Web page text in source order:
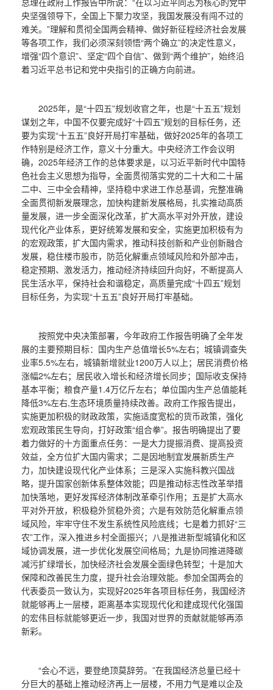
央坚强领导下，全国上下聚力攻坚，我国发展没有闯不过的
难关。”理解和贯彻全国两会精神、做好新征程经济社会发展
等各项工作，我们必须深刻领悟“两个确立”的决定性意义，
增强“四个意识”、坚定“四个自信”、做到“两个维护”，始终沿
着习近平总书记和党中央指引的正确方向前进。
2025年，是“十四五”规划收官之年，也是“十五五”规划
谋划之年，中国不仅要完成好“十四五”规划的目标任务，还
要为实现“十五五”良好开局打牢基础，做好2025年的各项工
作特别是经济工作，意义十分重大。中央经济工作会议明
确，2025年经济工作的总体要求是，以习近平新时代中国特
色社会主义思想为指导，全面贯彻落实党的二十大和二十届
二中、三中全会精神，坚持稳中求进工作总基调，完整准确
全面贯彻新发展理念，加快构建新发展格局，扎实推动高质
量发展，进一步全面深化改革，扩大高水平对外开放，建设
现代化产业体系，更好统筹发展和安全，实施更加积极有为
的宏观政策，扩大国内需求，推动科技创新和产业创新融合
发展，稳住楼市股市，防范化解重点领域风险和外部冲击，
稳定预期、激发活力，推动经济持续回升向好，不断提高人
民生活水平，保持社会和谐稳定，高质量完成“十四五”规划
目标任务，为实现“十五五”良好开局打牢基础。
按照党中央决策部署，今年政府工作报告明确了全年发
展的主要预期目标：国内生产总值增长5%左右；城镇调查失
业率5.5%左右，城镇新增就业1200万人以上；居民消费价格
涨幅2%左右；居民收入增长和经济增长同步；国际收支保持
基本平衡；粮食产量1.4万亿斤左右；单位国内生产总值能耗
降低3%左右,生态环境质量持续改善。政府工作报告提出，
实施更加积极的财政政策，实施适度宽松的货币政策，强化
宏观政策民生导向，打好政策“组合拳”。报告明确提出了要
着力做好的十方面重点任务：一是大力提振消费、提高投资
效益，全方位扩大国内需求；二是因地制宜发展新质生产
力，加快建设现代化产业体系；三是深入实施科教兴国战
略，提升国家创新体系整体效能；四是推动标志性改革举措
加快落地，更好发挥经济体制改革牵引作用；五是扩大高水
平对外开放，积极稳外贸稳外资；六是有效防范化解重点领
域风险，牢牢守住不发生系统性风险底线；七是着力抓好“三
农”工作，深入推进乡村全面振兴；八是推进新型城镇化和区
域协调发展，进一步优化发展空间格局；九是协同推进降碳
减污扩绿增长，加快经济社会发展全面绿色转型；十是加大
保障和改善民生力度，提升社会治理效能。参加全国两会的
代表委员一致认为，实现好2025年各项目标任务，我国经济
就能够再上一层楼，距离基本实现现代化和建成现代化强国
的宏伟目标就能够更近一步，我国对世界的贡献就能够再添
新彩。
“会心不远，要登绝顶莫辞劳。”在我国经济总量已经十
分巨大的基础上推动经济再上一层楼，不用力气是难以企及